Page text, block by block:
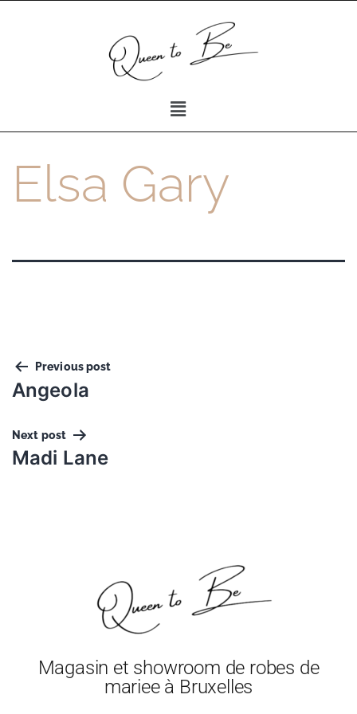
Elsa Gary
Previous post
Angeola
Next post
Madi Lane
Magasin et showroom de robes de
mariee à Bruxelles